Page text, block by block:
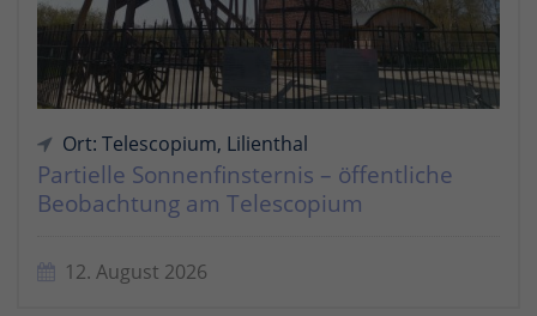
Ort: Telescopium, Lilienthal
Partielle Sonnenfinsternis – öffentliche
Beobachtung am Telescopium
12. August 2026